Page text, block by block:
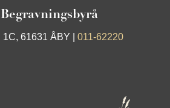
61631 ÅBY | 011-62220